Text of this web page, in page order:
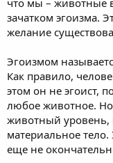
зачатком эгоизма.
желание
Эгоизмом
Как правило,
этом он не эгоист,
любое животное. Но
животный уровень,
материальное тело.
еще не